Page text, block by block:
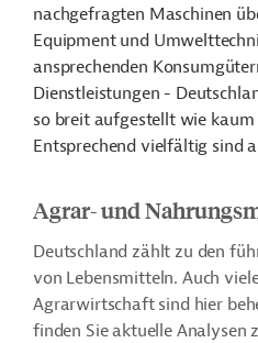
nachgefragten Maschinen
Equipment und
ansprechenden
Dienstleistungen -
so breit aufgestellt wie kaum
Entsprechend vielfältig sind
Agrar- und
Deutschland zählt zu den
von Lebensmitteln. Auch
Agrarwirtschaft sind hier
finden Sie aktuelle Analysen